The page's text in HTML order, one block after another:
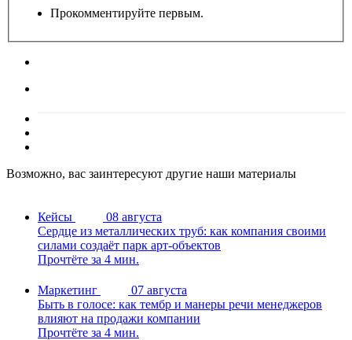
Прокомментируйте первым.
Возможно, вас заинтересуют другие наши материалы
Кейсы
08 августа
Сердце из металлических труб: как компания своими
силами создаёт парк арт-объектов
Прочтёте за 4 мин.
Маркетинг
07 августа
Быть в голосе: как тембр и манеры речи менеджеров
влияют на продажи компании
Прочтёте за 4 мин.